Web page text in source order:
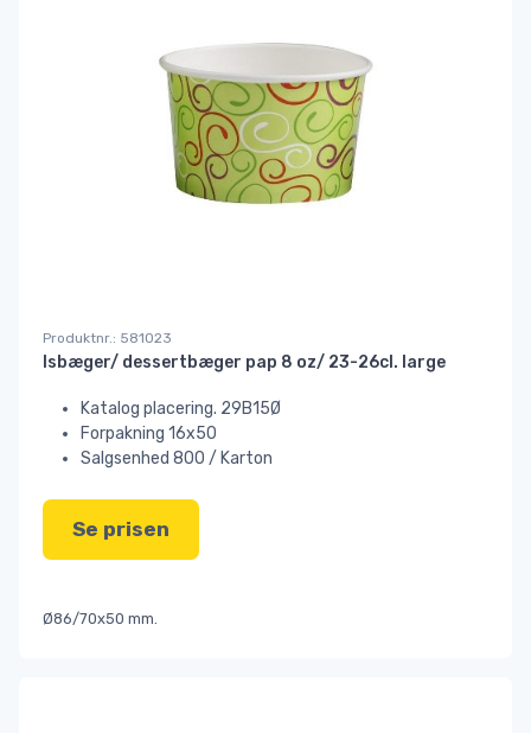
Produktnr.: 581023
Isbæger/ dessertbæger pap 8 oz/ 23-26cl. large
Katalog placering. 29B15Ø
Forpakning 16x50
Salgsenhed 800 / Karton
Se prisen
Ø86/70x50 mm.